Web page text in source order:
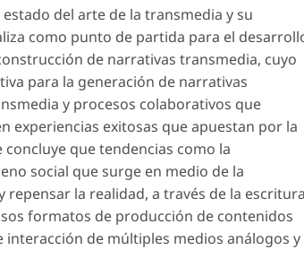
del arte de la transmedia y su
como punto de partida para el
de narrativas transmedia, cuyo
para la generación de narrativas
y procesos colaborativos que
experiencias exitosas que apuestan por la
que tendencias como la
social que surge en medio de la
la realidad, a través de la
formatos de producción de contenidos
de múltiples medios análogos y